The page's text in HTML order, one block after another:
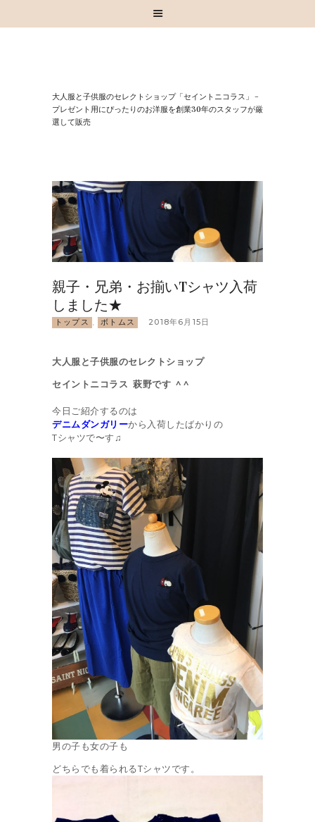
⼤⼈服と⼦供服のセレクトショップ「セイントニコラス」 –
プレゼント⽤にぴったりのお洋服を創業30年のスタッフが厳
選して販売
お知らせ
お買い物
取扱いブランド
お問い合わせ
親子・兄弟・お揃いTシャツ入荷
しました★
トップス , ボトムス 2018年6月15日
大人服と子供服のセレクトショップ
セイントニコラス 萩野です ^ ^
今日ご紹介するのは
デニムダンガリーから入荷したばかりの
Tシャツで〜す♫
男の子も女の子も
どちらでも着られるTシャツです。